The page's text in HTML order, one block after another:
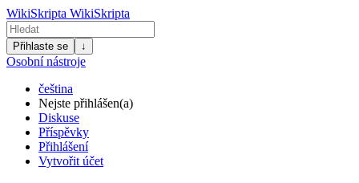
WikiSkripta WikiSkripta
Přihlaste se ↓
Osobní nástroje
čeština
Nejste přihlášen(a)
Diskuse
Příspěvky
Přihlášení
Vytvořit účet